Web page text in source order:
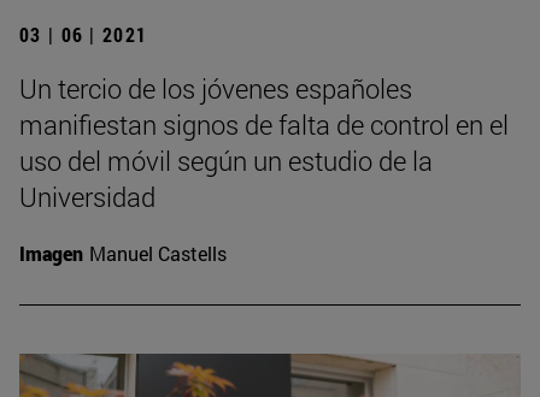
03 | 06 | 2021
Un tercio de los jóvenes españoles
manifiestan signos de falta de control en el
uso del móvil según un estudio de la
Universidad
Imagen Manuel Castells